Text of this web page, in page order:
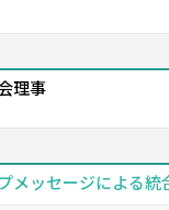
理事
ッセージによる